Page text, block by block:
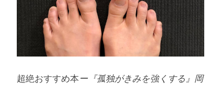
超絶おすすめ本ー『孤独がきみを強くする』岡